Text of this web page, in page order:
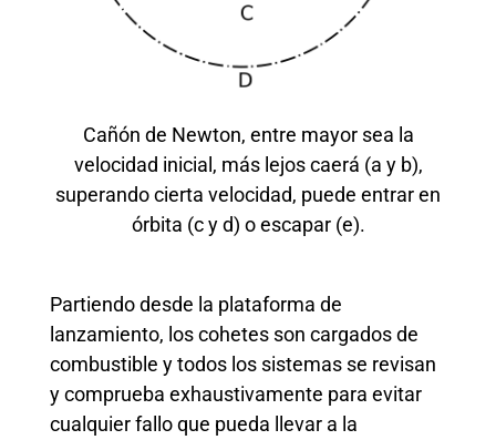
Cañón de Newton, entre mayor sea la
velocidad inicial, más lejos caerá (a y b),
superando cierta velocidad, puede entrar en
órbita (c y d) o escapar (e).
Partiendo desde la plataforma de
lanzamiento, los cohetes son cargados de
combustible y todos los sistemas se revisan
y comprueba exhaustivamente para evitar
cualquier fallo que pueda llevar a la